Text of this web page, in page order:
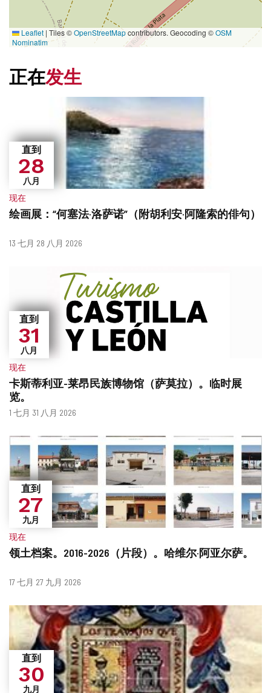
Leaflet | Tiles ©OpenStreetMapcontributors. Geocoding ©OSM
Nominatim
正在发生
绘画展：“何塞法·洛萨诺”（附胡利安·阿隆索的俳句）
直到
28
八月
什
现在
日
13 七月 28 八月 2026
卡斯蒂利亚-莱昂民族博物馆（萨莫拉）。临时展
览。
直到
31
八月
什
候？
现在
日
1 七月 31 八月 2026
领土档案。2016-2026（片段）。哈维尔·阿亚尔萨。
直到
27
九月
什
候？
现在
日
17 七月 27 九月 2026
直到
30
九月